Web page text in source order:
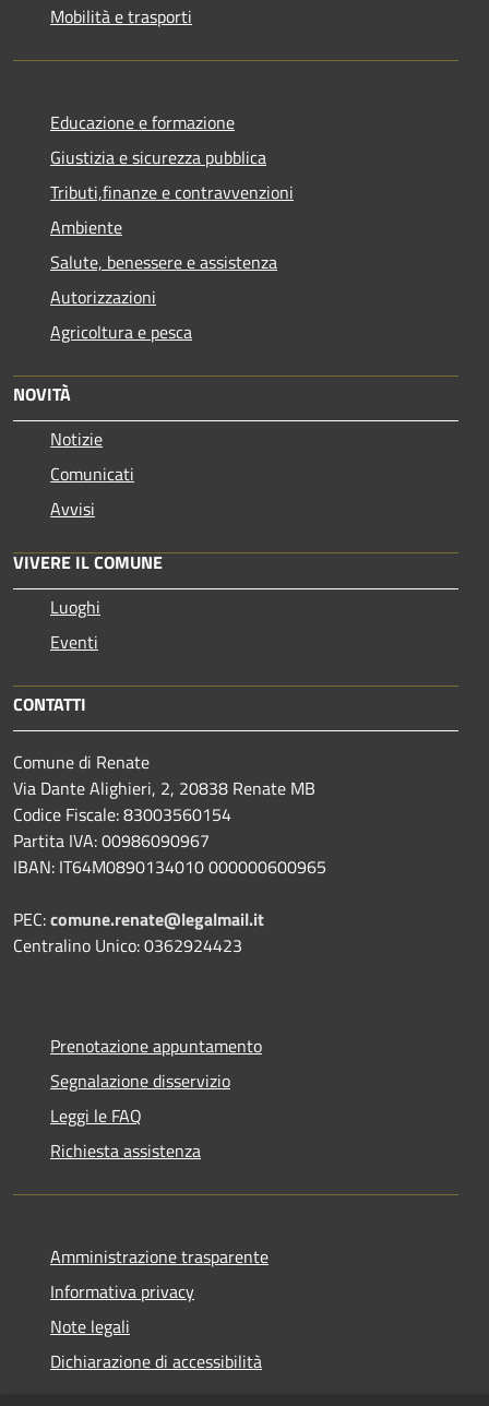
Mobilità e trasporti
Educazione e formazione
Giustizia e sicurezza pubblica
Tributi,finanze e contravvenzioni
Ambiente
Salute, benessere e assistenza
Autorizzazioni
Agricoltura e pesca
NOVITÀ
Notizie
Comunicati
Avvisi
VIVERE IL COMUNE
Luoghi
Eventi
CONTATTI
Comune di Renate
Via Dante Alighieri, 2, 20838 Renate MB
Codice Fiscale: 83003560154
Partita IVA: 00986090967
IBAN: IT64M0890134010 000000600965
PEC:comune.renate@legalmail.it
Centralino Unico: 0362924423
Prenotazione appuntamento
Segnalazione disservizio
Leggi le FAQ
Richiesta assistenza
Amministrazione trasparente
Informativa privacy
Note legali
Dichiarazione di accessibilità